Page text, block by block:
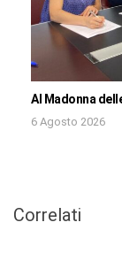
Al Madonna
6 Agosto 2026
Correlati